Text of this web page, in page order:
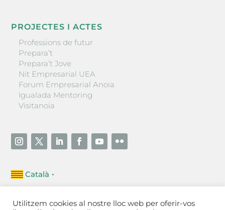
PROJECTES I ACTES
Professions de futur
Prepara’t
Prepara’t Jove
Nit Empresarial UEA
Forum Empresarial Anoia
Igualada Mentoring
Visitanoia
Català ▼
Unió Empresarial de l’Anoia (UEA)
Utilitzem cookies al nostre lloc web per oferir-vos